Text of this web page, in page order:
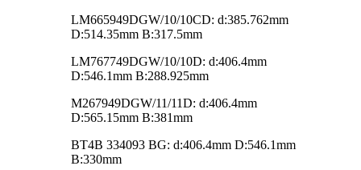
LM665949DGW/10/10CD: d:385.762mm
D:514.35mm B:317.5mm
LM767749DGW/10/10D: d:406.4mm
D:546.1mm B:288.925mm
M267949DGW/11/11D: d:406.4mm
D:565.15mm B:381mm
BT4B 334093 BG: d:406.4mm D:546.1mm
B:330mm